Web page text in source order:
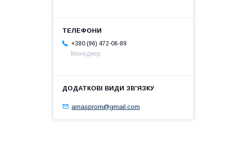
+380 (96) 472-06-89
Менеджер
arnasprom@gmail.com